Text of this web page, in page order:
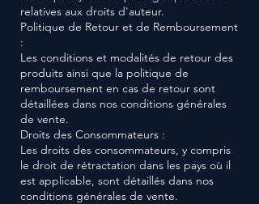
relatives aux droits d'auteur.
Politique de Retour et de Remboursement
:
Les conditions et modalités de retour des
produits ainsi que la politique de
remboursement en cas de retour sont
détaillées dans nos conditions générales
de vente.
Droits des Consommateurs :
Les droits des consommateurs, y compris
le droit de rétractation dans les pays où il
est applicable, sont détaillés dans nos
conditions générales de vente.